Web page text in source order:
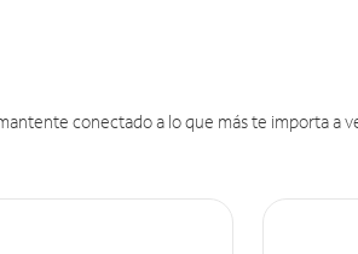
conectado a lo que más te importa a